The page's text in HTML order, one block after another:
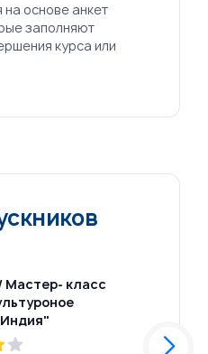
основе анкет
заполняют
курса или
Мастер- класс